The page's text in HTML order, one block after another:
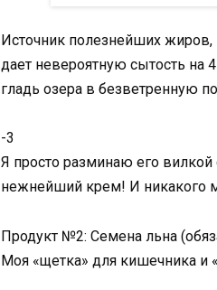
Источник полезнейших жиров,
дает невероятную сытость на
гладь озера в безветренную
-3
Я просто разминаю его
нежнейший крем! И никакого
Продукт №2: Семена льна
Моя «щетка» для кишечника и